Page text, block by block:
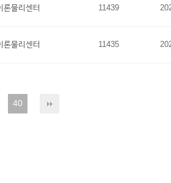
론물리센터 11439
론물리센터 11435
40